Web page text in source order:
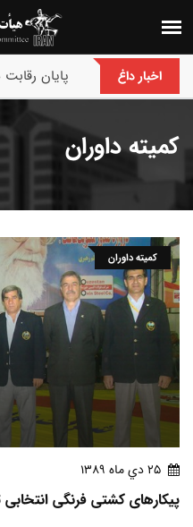
اخبار داغ
پایان رقابت های کشتی
کمیته داوران
کمیته داوران
25 دي ماه 1389
پیکارهای کشتی فرنگی انتخابی